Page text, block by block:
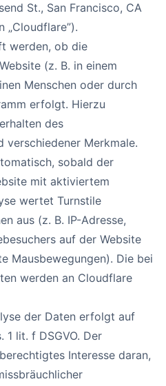
St., San Francisco, CA
„Cloudflare”).
werden, ob die
(z. B. in einem
Menschen oder durch
erfolgt. Hierzu
des
verschiedener Merkmale.
sobald der
mit aktiviertem
wertet Turnstile
aus (z. B. IP-Adresse,
auf der Website
Mausbewegungen). Die bei
werden an Cloudflare
der Daten erfolgt auf
1 lit. f DSGVO. Der
Interesse daran,